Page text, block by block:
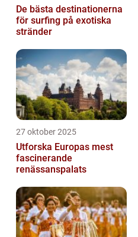
De bästa destinationerna
för surfing på exotiska
stränder
27 oktober 2025
Utforska Europas mest
fascinerande
renässanspalats